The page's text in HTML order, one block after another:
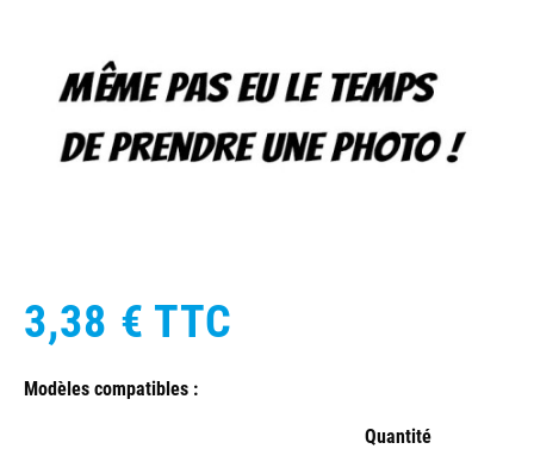
3,38 € TTC
Modèles compatibles :
Quantité